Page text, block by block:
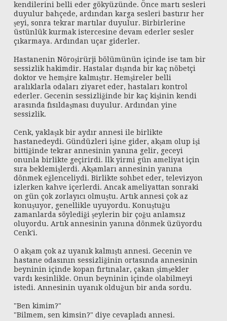
kendilerini belli eder gökyüzünde. Önce martı sesleri
duyulur bahçede, ardından karga sesleri bastırır her
şeyi, sonra tekrar martılar duyulur. Birbirlerine
üstünlük kurmak istercesine devam ederler sesler
çıkarmaya. Ardından uçar giderler.
Hastanenin Nöroşirürji bölümünün içinde ise tam bir
sessizlik hakimdir. Hastalar dışında bir kaç nöbetçi
doktor ve hemşire kalmıştır. Hemşireler belli
aralıklarla odaları ziyaret eder, hastaları kontrol
ederler. Gecenin sessizliğinde bir kaç kişinin kendi
arasında fısıldaşması duyulur. Ardından yine
sessizlik.
Cenk, yaklaşık bir aydır annesi ile birlikte
hastanedeydi. Gündüzleri işine gider, akşam olup işi
bittiğinde tekrar annesinin yanına gelir, geceyi
onunla birlikte geçirirdi. İlk yirmi gün ameliyat için
sıra beklemişlerdi. Akşamları annesinin yanına
dönmek eğlenceliydi. Birlikte sohbet eder, televizyon
izlerken kahve içerlerdi. Ancak ameliyattan sonraki
on gün çok zorlayıcı olmuştu. Artık annesi çok az
konuşuyor, genellikle uyuyordu. Konuştuğu
zamanlarda söylediği şeylerin bir çoğu anlamsız
oluyordu. Artık annesinin yanına dönmek üzüyordu
Cenk'i.
O akşam çok az uyanık kalmıştı annesi. Gecenin ve
hastane odasının sessizliğinin ortasında annesinin
beyninin içinde kopan fırtınalar, çakan şimşekler
vardı kesinlikle. Onun beyninin içinde olabilmeyi
istedi. Annesinin uyanık olduğun bir anda sordu.
"Ben kimim?"
"Bilmem, sen kimsin?" diye cevapladı annesi.